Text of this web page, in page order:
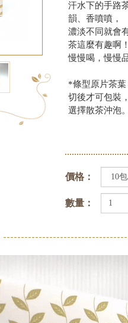
汗水下的手路
韻、香噴噴，
濃淡不同就會
茶這麼有趣啊
慢慢喝，慢慢
*條型原片茶
切後才可包裝
選擇散茶沖泡
價格：
數量：